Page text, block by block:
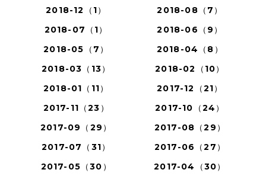
2018-12（1）
2018-08（7）
2018-07（1）
2018-06（9）
2018-05（7）
2018-04（8）
2018-03（13）
2018-02（10）
2018-01（11）
2017-12（21）
2017-11（23）
2017-10（24）
2017-09（29）
2017-08（29）
2017-07（31）
2017-06（27）
2017-05（30）
2017-04（30）